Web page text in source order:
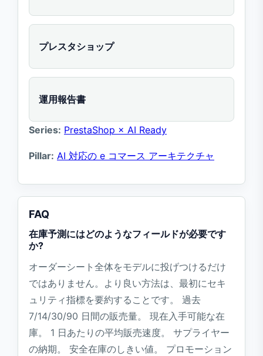
プレスタショップ
運用報告書
Series: PrestaShop × AI Ready
Pillar: AI 対応の e コマース アーキテクチャ
FAQ
在庫予測にはどのようなフィールドが必要です
か?
オーダーシート全体をモデルに投げつけるだけ
ではありません。より良い方法は、最初にセキ
ュリティ指標を要約することです。 過去
7/14/30/90 日間の販売量。 現在入手可能な在
庫。 1 日あたりの平均販売速度。 サプライヤー
の納期。 安全在庫のしきい値。 プロモーション